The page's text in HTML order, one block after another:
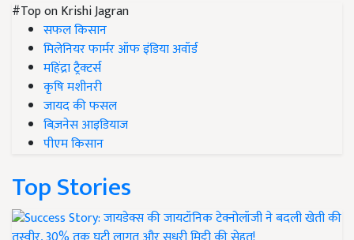
#Top on Krishi Jagran
सफल किसान
मिलेनियर फार्मर ऑफ इंडिया अवॉर्ड
महिंद्रा ट्रैक्टर्स
कृषि मशीनरी
जायद की फसल
बिज़नेस आइडियाज
पीएम किसान
Top Stories